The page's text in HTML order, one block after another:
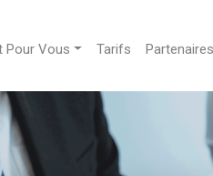
Pour Vous Tarifs Partenaires